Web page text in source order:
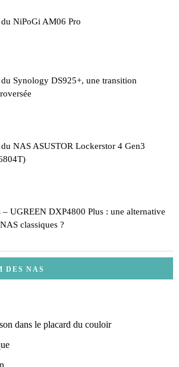
du NiPoGi AM06 Pro
du Synology DS925+, une transition
du NAS ASUSTOR Lockerstor 4 Gen3
– UGREEN DXP4800 Plus : une alternative
classiques ?
DES NAS
dans le placard du couloir